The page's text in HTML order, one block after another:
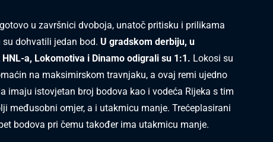
u završnici dvoboja, unatoč pritisku i prilikama
dohvatili jedan bod. U gradskom derbiju, u
a, Lokomotiva i Dinamo odigrali su 1:1. Lokosi su
na maksimirskom travnjaku, a ovaj remi ujedno
imaju istovjetan broj bodova kao i vodeća Rijeka s tim
međusobni omjer, a i utakmicu manje. Trećeplasirani
bodova pri čemu također ima utakmicu manje.